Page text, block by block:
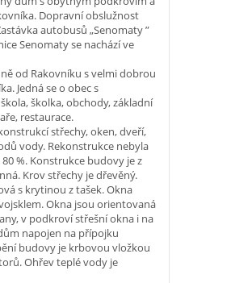
Dopravní obslužnost
autobusů „Senomaty ”
Senomaty se nachází ve
od Rakovníku s velmi dobrou
Jedná se o obec s
školka, obchody, základní
restaurace.
střechy, oken, dveří,
vody. Rekonstrukce nebyla
%. Konstrukce budovy je z
Krov střechy je dřevěný.
s krytinou z tašek. Okna
Okna jsou orientovaná
v podkroví střešní okna i na
napojen na přípojku
budovy je krbovou vložkou
Ohřev teplé vody je